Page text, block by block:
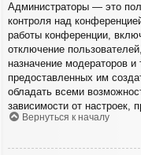
Администраторы — это
контроля над
работы конференции,
отключение
назначение модераторов
предоставленных им
обладать всеми
зависимости от настроек,
Вернуться к началу